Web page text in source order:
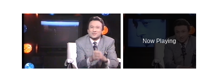
Now Playing